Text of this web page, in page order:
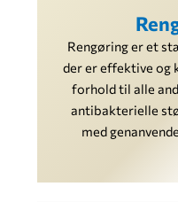
Rengøring er et
der er effektive og
forhold til alle
antibakterielle
med